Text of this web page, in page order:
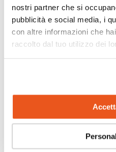
nostri partner che si
pubblicità e social media, i
con altre informazioni che
raccolto dal tuo utilizzo dei
iSchool ha
Quest’anno il nostro
“HBSC – Health Behaviour in